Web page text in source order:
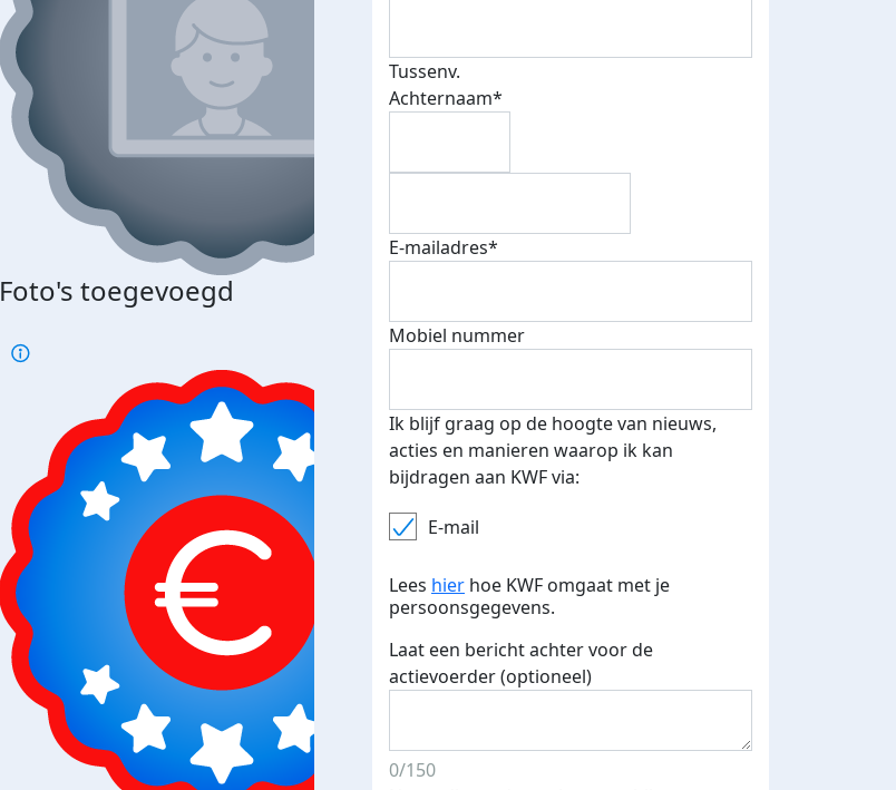
Foto's toegevoegd
Bij 500 euro aan donaties ontvang
Tussenv.
Achternaam*
E-mailadres*
Mobiel nummer
Ik blijf graag op de hoogte van nieuws,
acties en manieren waarop ik kan
bijdragen aan KWF via:
E-mail
Lees hier hoe KWF omgaat met je
persoonsgegevens.
Laat een bericht achter voor de
actievoerder (optioneel)
0/150